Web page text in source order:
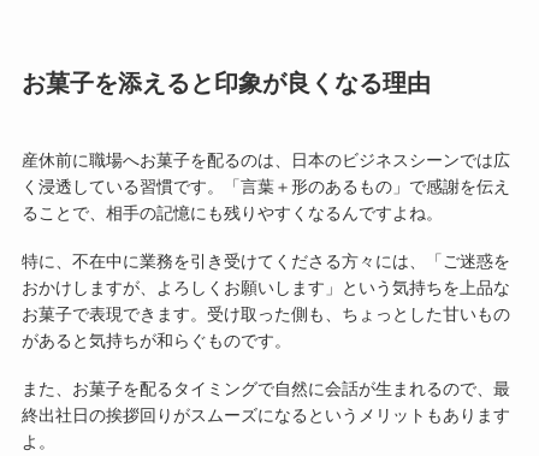
お菓子を添えると印象が良くなる理由
産休前に職場へお菓子を配るのは、日本のビジネスシーンでは広
く浸透している習慣です。「言葉＋形のあるもの」で感謝を伝え
ることで、相手の記憶にも残りやすくなるんですよね。
特に、不在中に業務を引き受けてくださる方々には、「ご迷惑を
おかけしますが、よろしくお願いします」という気持ちを上品な
お菓子で表現できます。受け取った側も、ちょっとした甘いもの
があると気持ちが和らぐものです。
また、お菓子を配るタイミングで自然に会話が生まれるので、最
終出社日の挨拶回りがスムーズになるというメリットもあります
よ。